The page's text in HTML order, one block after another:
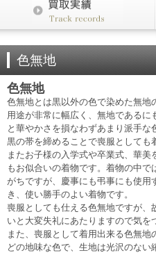
色無地
色無地
色無地とは黒以外の色で染めた無地
用途が非常に幅広く、無地であるに
と華やかさを損なわずあまり派手な
黒の帯を締めることで喪服としても
またお子様の入学式や卒業式、華美
もお似合いの着物です。着物の中で
がちですが、慶事にも弔事にも使用
き、使い勝手のよい着物です。
喪服としても仕える色無地ですが、
いと大変失礼にあたりますので気を
また、喪服として着用出来る色無
どの地味な色で、生地は光沢のな